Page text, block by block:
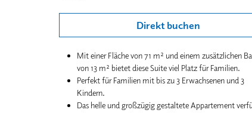
Direkt buchen
Mit einer Fläche von 71 m² und einem zusätzlichen
von 13 m² bietet diese Suite viel Platz für Familien.
Perfekt für Familien mit bis zu 3 Erwachsenen und 3
Kindern.
Das helle und großzügig gestaltete Appartement